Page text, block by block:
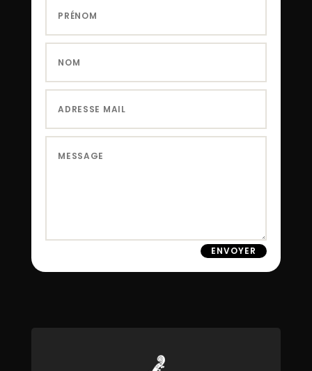
ENVOYER